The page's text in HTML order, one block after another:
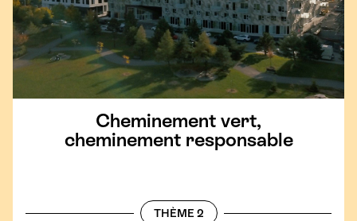
Cheminement vert,
cheminement responsable
THÈME 2